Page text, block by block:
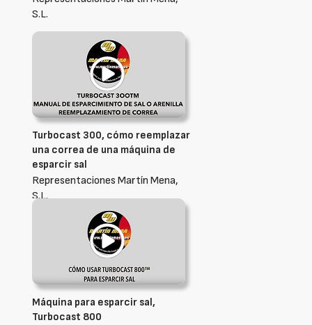
S.L.
Turbocast 300, cómo reemplazar
una correa de una máquina de
esparcir sal
Representaciones Martín Mena,
S.L.
Máquina para esparcir sal,
Turbocast 800